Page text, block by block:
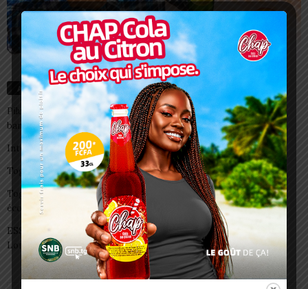
Articles récents
Pilule du lendemain : un recours d’urgence, pas une habitude à
banaliser
Interclubs CAF: ASCK et ASKO face à deux gros morceaux
Togo/ Boissons énergisantes: l’État tire la sonnette d’alarme
Togo/ Rentrée scolaire 2026-2027: consultez la liste officielle des
écoles autorisées
ESSAL 2026 : les admissibles convoqués pour la visite médicale à
Lomé
août 2026